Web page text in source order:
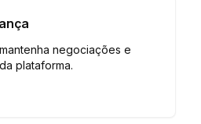
negociações e
plataforma.